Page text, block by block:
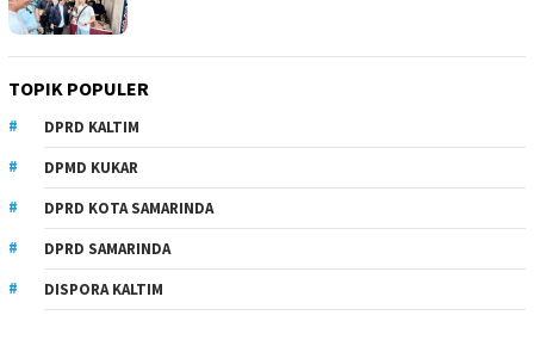
TOPIK POPULER
DPRD KALTIM
DPMD KUKAR
DPRD KOTA SAMARINDA
DPRD SAMARINDA
DISPORA KALTIM